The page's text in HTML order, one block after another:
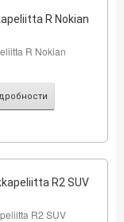
R Nokian
R Nokian
R2 SUV
R2 SUV